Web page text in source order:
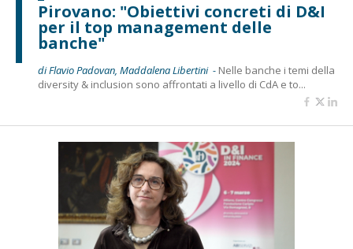
Pirovano: "Obiettivi concreti di D&I
per il top management delle
banche"
di Flavio Padovan, Maddalena Libertini - Nelle banche i temi della
diversity & inclusion sono affrontati a livello di CdA e to...